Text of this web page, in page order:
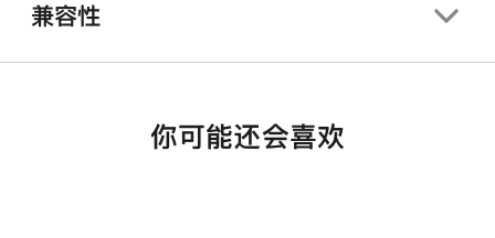
兼容性
你可能还会喜欢